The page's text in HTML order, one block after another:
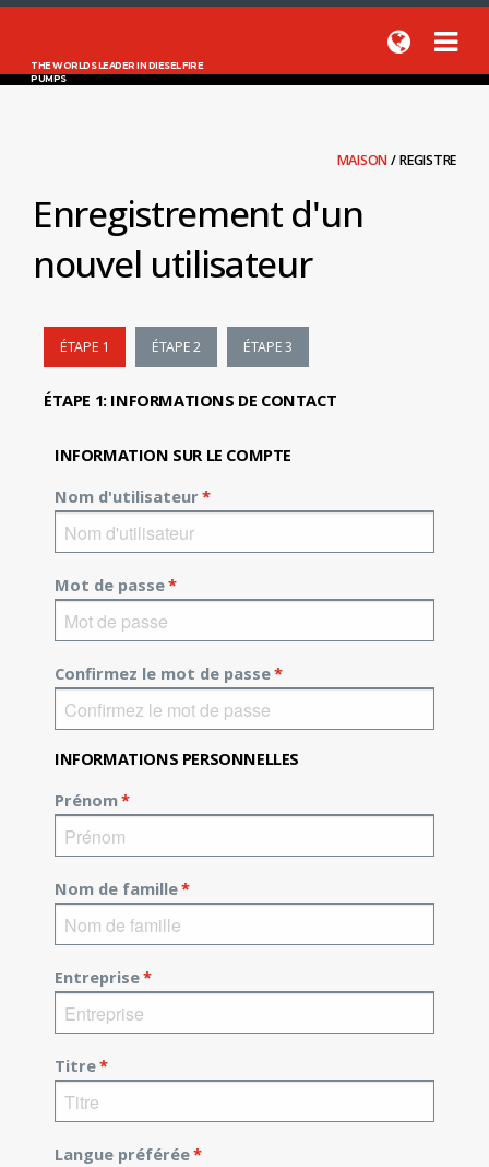
THE WORLDS LEADER IN DIESEL FIRE
PUMPS
MAISON/ REGISTRE
Enregistrement d'un
nouvel utilisateur
ÉTAPE 1 ÉTAPE 2 ÉTAPE 3
ÉTAPE 1: INFORMATIONS DE CONTACT
INFORMATION SUR LE COMPTE
Nom d'utilisateur *
Mot de passe*
Confirmez le mot de passe*
INFORMATIONS PERSONNELLES
Prénom*
Nom de famille*
Entreprise*
Titre*
Langue préférée*